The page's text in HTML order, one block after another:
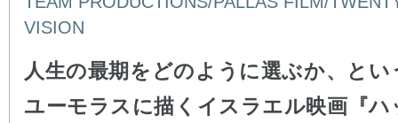
VISION
人生の最期をどのように選ぶか、とい
ユーモラスに描くイスラエル映画『ハ